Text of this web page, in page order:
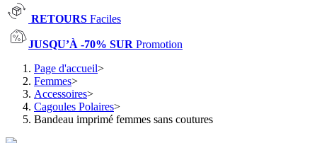
RETOURS Faciles
JUSQU’À -70% SUR Promotion
Page d'accueil>
Femmes>
Accessoires>
Cagoules Polaires>
Bandeau imprimé femmes sans coutures